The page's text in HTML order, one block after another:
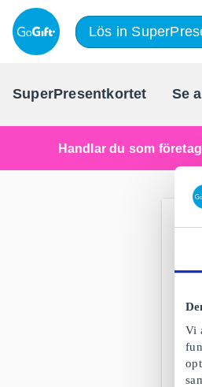
Vi
Lös in
SuperPresentkortet Se
Handlar du som